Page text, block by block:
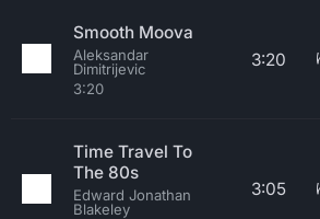
Smooth Moova
Aleksandar
Dimitrijevic
3:20
3:20
Time Travel To
The 80s
Edward Jonathan
Blakeley
3:05